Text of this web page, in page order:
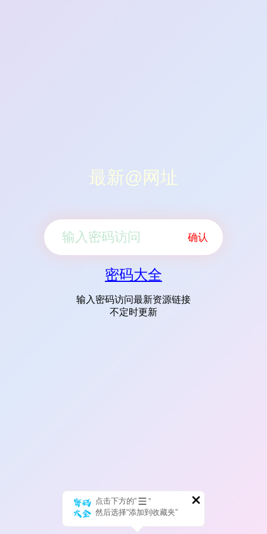
最新@网址
确认
密码大全
输入密码访问最新资源链接
不定时更新
点击下方的“
”
然后选择“添加到收藏夹”